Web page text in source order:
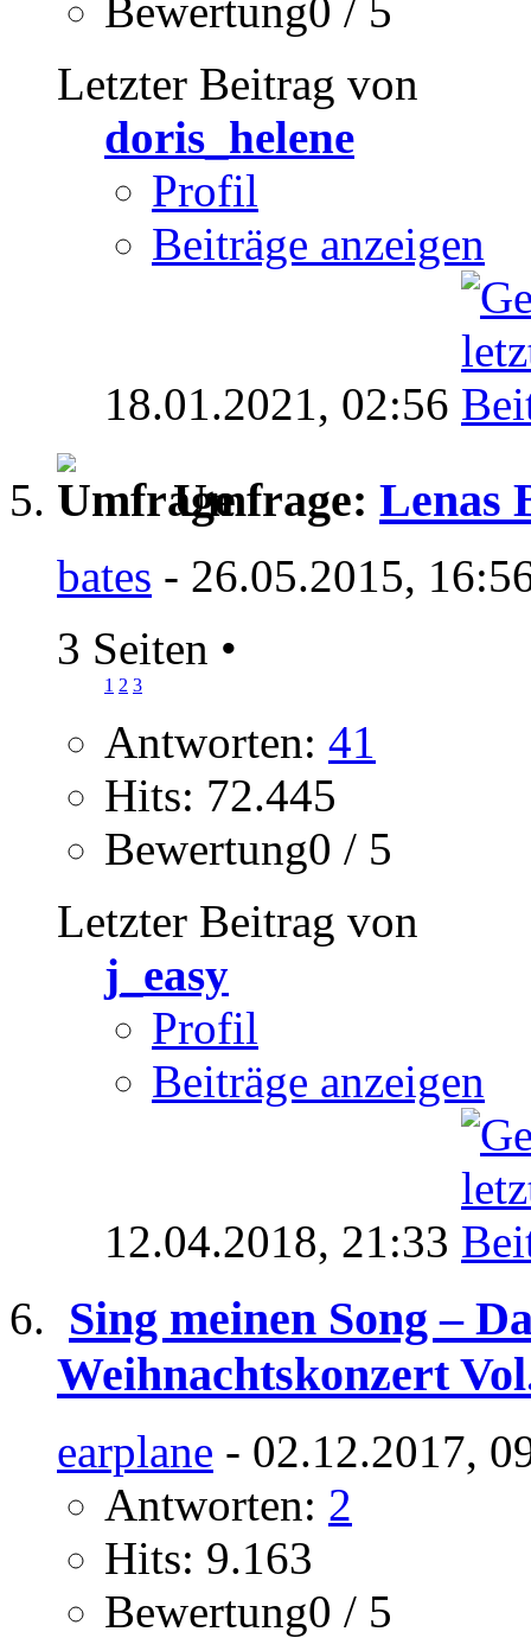
Bewertung0 / 5
Letzter Beitrag von
doris_helene
Profil
Beiträge anzeigen
18.01.2021, 02:56
Umfrage: Lenas
bates - 26.05.2015,
3 Seiten •
1 2 3
Antworten: 41
Hits: 72.445
Bewertung0 / 5
Letzter Beitrag von
j_easy
Profil
Beiträge anzeigen
12.04.2018, 21:33
Sing meinen Song –
Weihnachtskonzert
earplane - 02.12.2017,
Antworten: 2
Hits: 9.163
Bewertung0 / 5